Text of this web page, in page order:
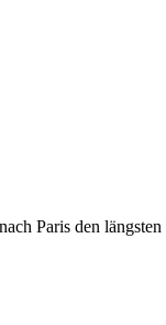
Paris den